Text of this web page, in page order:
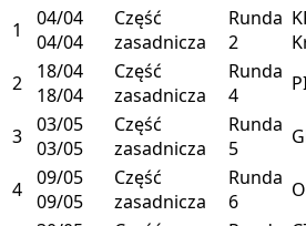
1
04/04
04/04
Część
zasadnicza
Runda
2
2
18/04
18/04
Część
zasadnicza
Runda
4
3 03/05
03/05
Część
zasadnicza
Runda
5
4 09/05
09/05
Część
zasadnicza
Runda
6